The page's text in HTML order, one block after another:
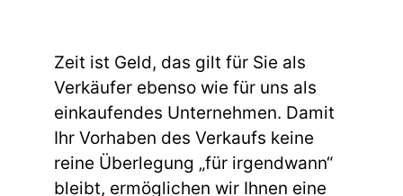
Zeit ist Geld, das gilt für Sie als
Verkäufer ebenso wie für uns als
einkaufendes Unternehmen. Damit
Ihr Vorhaben des Verkaufs keine
reine Überlegung „für irgendwann“
bleibt, ermöglichen wir Ihnen eine